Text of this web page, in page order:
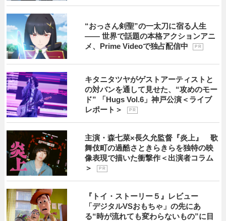
“おっさん剣聖”の一太刀に宿る人生
―― 世界で話題の本格アクションアニ
メ、Prime Videoで独占配信中
P R
キタニタツヤがゲストアーティストと
の対バンを通して見せた、“攻めのモー
ド” 「Hugs Vol.6」神戸公演＜ライブ
レポート＞
P R
主演・森七菜×長久允監督『炎上』 歌
舞伎町の過酷さときらきらを独特の映
像表現で描いた衝撃作＜出演者コラム
＞
P R
『トイ・ストーリー５』レビュー
「デジタルVSおもちゃ」の先にあ
る“時が流れても変わらないもの”に目